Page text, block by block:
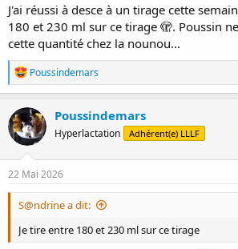
J'ai réussi à desce à un tirage cette
180 et 230 ml sur ce tirage 🫣. Poussin
cette quantité chez la nounou...
R
é
a
c
t
i
o
n
s
Poussindemars
Poussindemars
Hyperlactation Adhérent(e) LLLF
22 Mai 2026
S@ndrine a dit:
Je tire entre 180 et 230 ml sur ce tirage